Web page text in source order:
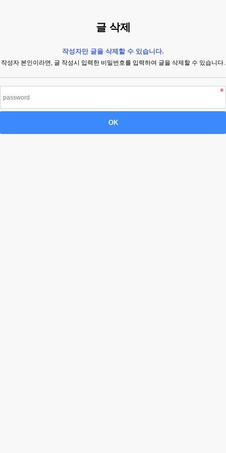
글 삭제
작성자만 글을 삭제할 수 있습니다.
작성자 본인이라면, 글 작성시 입력한 비밀번호를 입력하여 글을 삭제할 수 있습니다.